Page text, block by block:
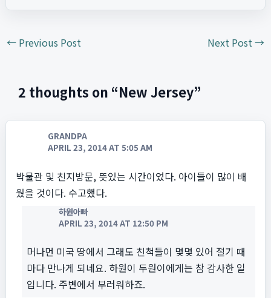
←Previous Post Next Post→
2 thoughts on “New Jersey”
GRANDPA
APRIL 23, 2014 AT 5:05 AM
박물관 및 친지방문, 뜻있는 시간이었다. 아이들이 많이 배
웠을 것이다. 수고했다.
하원아빠
APRIL 23, 2014 AT 12:50 PM
머나먼 미국 땅에서 그래도 친척들이 몇몇 있어 절기 때
마다 만나게 되네요. 하원이 두원이에게는 참 감사한 일
입니다. 주변에서 부러워하죠.